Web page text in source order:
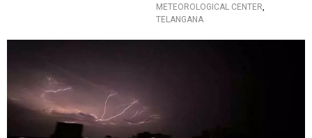
METEOROLOGICAL CENTER,
TELANGANA